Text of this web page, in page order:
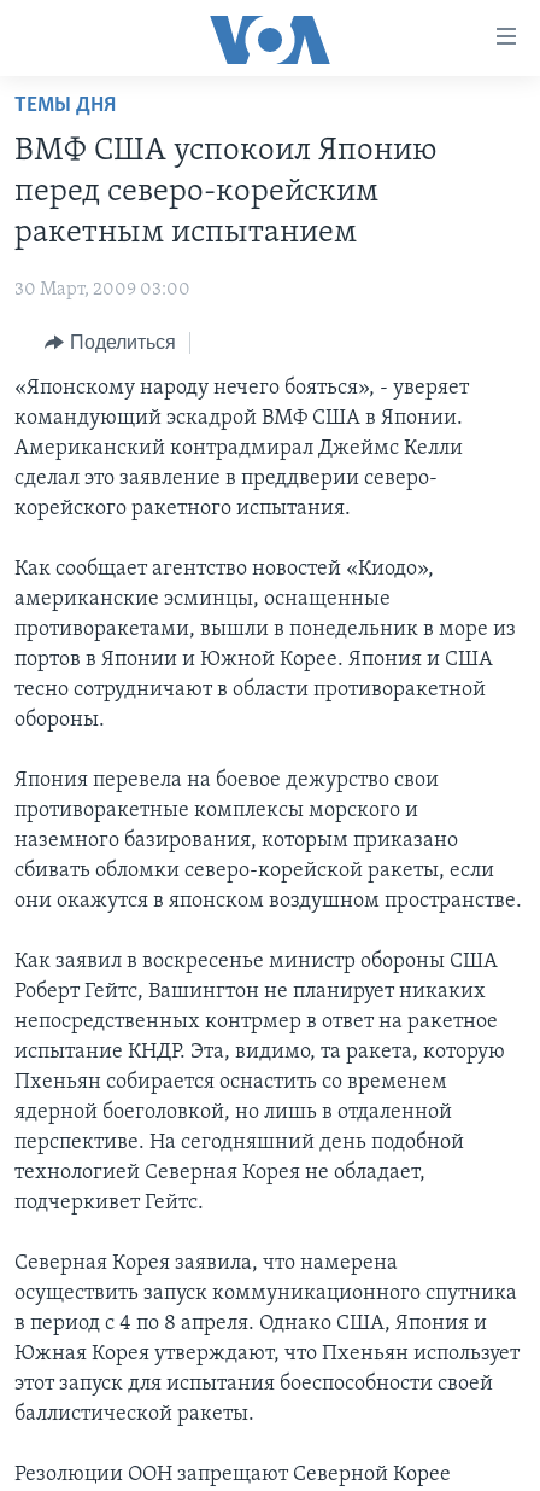
Перейти
основной
контент
Перейти
основной
навигации
Перейти
поиск
ИТОГИ
ПОЧЕМУ ЭТО ВАЖНО?
ДИСКУССИЯ VOA
ДЕТАЛИ
НЬЮ-ЙОРК NEW YORK
АМЕРИКА. БОЛЬШОЕ ПУТЕШЕСТВИЕ
ПРОЕКТЫ
НАША АМЕРИКАНСКАЯ ИСТОРИЯ
А КАК В АМЕРИКЕ?
АРТЕФАКТЫ
АМЕРИКАНСКИЕ ГОРОДКИ
ТЕСТЫ
ИНТЕРВЬЮ
ФАКТЫ ПРОТИВ ФЕЙКОВ
ЗА СВОБОДУ ПРЕССЫ
УЧИМ АНГЛИЙСКИЙ
ВИДЕО
ПОДПИСКА НА НОВОСТИ
Learning English
СОЦИАЛЬНЫЕ СЕТИ
ТЕМЫ ДНЯ
ВМФ США успокоил Японию
перед северо-корейским
ракетным испытанием
30 Март, 2009 03:00
Поделиться
«Японскому народу нечего бояться», - уверяет
командующий эскадрой ВМФ США в Японии.
Американский контрадмирал Джеймс Келли
сделал это заявление в преддверии северо-
корейского ракетного испытания.
Как сообщает агентство новостей «Киодо»,
американские эсминцы, оснащенные
противоракетами, вышли в понедельник в море из
портов в Японии и Южной Корее. Япония и США
тесно сотрудничают в области противоракетной
обороны.
Япония перевела на боевое дежурство свои
противоракетные комплексы морского и
наземного базирования, которым приказано
сбивать обломки северо-корейской ракеты, если
они окажутся в японском воздушном пространстве.
Как заявил в воскресенье министр обороны США
Роберт Гейтс, Вашингтон не планирует никаких
непосредственных контрмер в ответ на ракетное
испытание КНДР. Эта, видимо, та ракета, которую
Пхеньян собирается оснастить со временем
ядерной боеголовкой, но лишь в отдаленной
перспективе. На сегодняшний день подобной
технологией Северная Корея не обладает,
подчеркивет Гейтс.
Северная Корея заявила, что намерена
осуществить запуск коммуникационного спутника
в период с 4 по 8 апреля. Однако США, Япония и
Южная Корея утверждают, что Пхеньян использует
этот запуск для испытания боеспособности своей
баллистической ракеты.
Резолюции ООН запрещают Северной Корее